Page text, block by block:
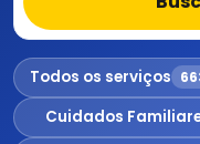
Todos os serviços
Cuidados